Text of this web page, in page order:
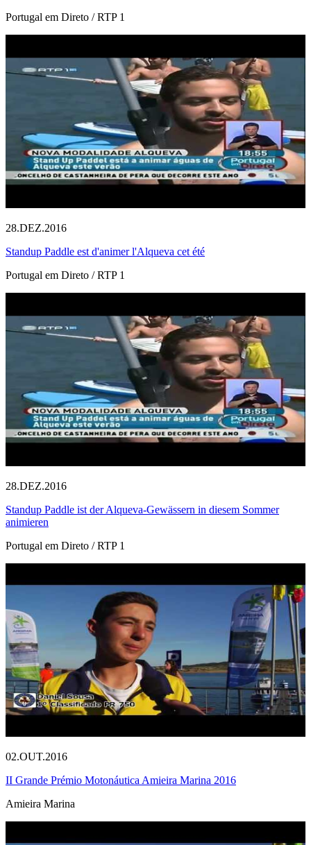
Portugal em Direto / RTP 1
28.DEZ.2016
Standup Paddle est d'animer l'Alqueva cet été
Portugal em Direto / RTP 1
28.DEZ.2016
Standup Paddle ist der Alqueva-Gewässern in diesem Sommer
animieren
Portugal em Direto / RTP 1
02.OUT.2016
II Grande Prémio Motonáutica Amieira Marina 2016
Amieira Marina